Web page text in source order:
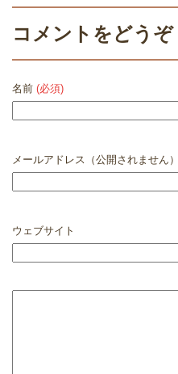
コメントをどうぞ
名前 (必須)
メールアドレス（公開されません）
ウェブサイト